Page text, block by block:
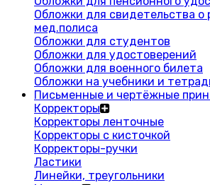
Обложки для свидетельства о
мед.полиса
Обложки для студентов
Обложки для удостоверений
Обложки для военного билета
Обложки на учебники и
Письменные и чертёжные
Корректоры
Корректоры ленточные
Корректоры с кисточкой
Корректоры-ручки
Ластики
Линейки, треугольники